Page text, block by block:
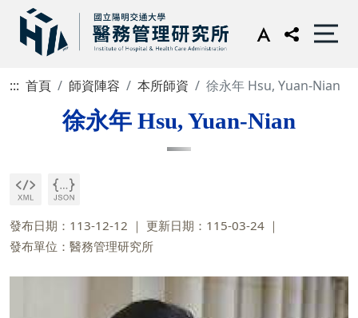
::: 首頁 師資陣容 本所師資 徐永年 Hsu, Yuan-Nian
徐永年 Hsu, Yuan-Nian
發布日期：113-12-12
更新日期：115-03-24
發布單位：醫務管理研究所